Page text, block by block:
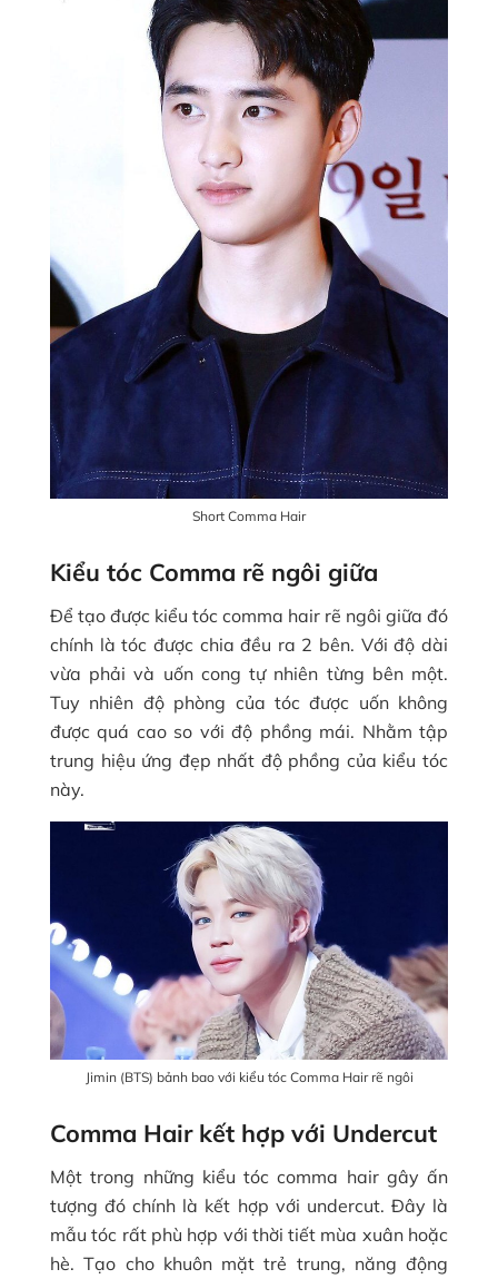
Short Comma Hair
Kiểu tóc Comma rẽ ngôi giữa
Để tạo được kiểu tóc comma hair rẽ ngôi giữa đó
chính là tóc được chia đều ra 2 bên. Với độ dài
vừa phải và uốn cong tự nhiên từng bên một.
Tuy nhiên độ phòng của tóc được uốn không
được quá cao so với độ phồng mái. Nhằm tập
trung hiệu ứng đẹp nhất độ phồng của kiểu tóc
này.
Jimin (BTS) bảnh bao với kiểu tóc Comma Hair rẽ ngôi
Comma Hair kết hợp với Undercut
Một trong những kiểu tóc comma hair gây ấn
tượng đó chính là kết hợp với undercut. Đây là
mẫu tóc rất phù hợp với thời tiết mùa xuân hoặc
hè. Tạo cho khuôn mặt trẻ trung, năng động